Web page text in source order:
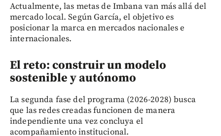
Actualmente, las metas de Imbana van más allá del
mercado local. Según García, el objetivo es
posicionar la marca en mercados nacionales e
internacionales.
El reto: construir un modelo
sostenible y autónomo
La segunda fase del programa (2026-2028) busca
que las redes creadas funcionen de manera
independiente una vez concluya el
acompañamiento institucional.